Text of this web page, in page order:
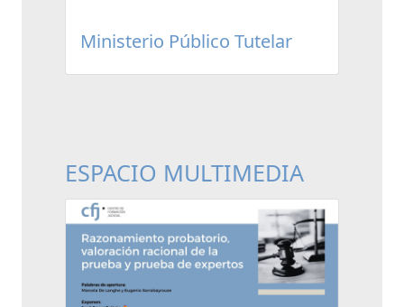
Ministerio Público Tutelar
ESPACIO MULTIMEDIA